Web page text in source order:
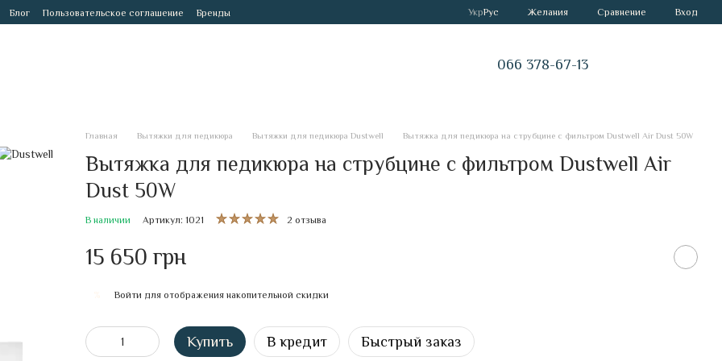
Блог Пользовательское соглашение Бренды УкрРус Желания Сравнение Вход
066 378-67-13
Главная Вытяжки для педикюра Вытяжки для педикюра Dustwell Вытяжка для педикюра на струбцине с фильтром Dustwell Air Dust 50W
Вытяжка для педикюра на струбцине с фильтром Dustwell Air
Dust 50W
В наличии Артикул: 1021 2 отзыва
15 650 грн
Войти для отображения накопительной скидки
Купить В кредит Быстрый заказ